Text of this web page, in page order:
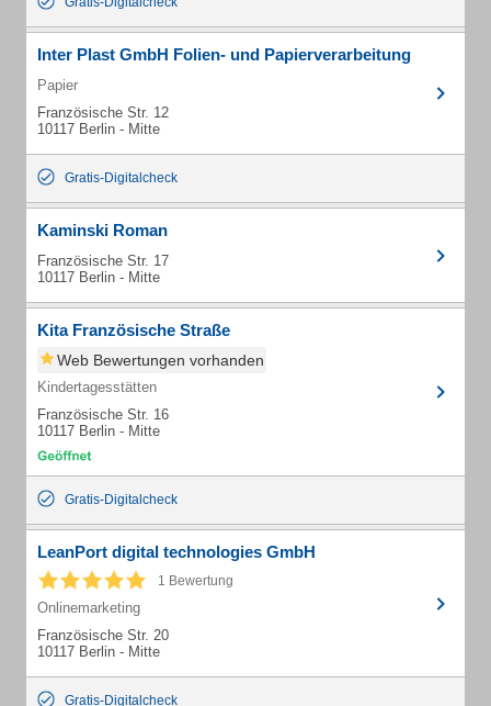
Inter Plast GmbH Folien- und Papierverarbeitung
Papier
Französische Str. 12
10117 Berlin - Mitte
Gratis-Digitalcheck
Kaminski Roman
Französische Str. 17
10117 Berlin - Mitte
Kita Französische Straße
Web Bewertungen vorhanden
Kindertagesstätten
Französische Str. 16
10117 Berlin - Mitte
Gratis-Digitalcheck
LeanPort digital technologies GmbH
1 Bewertung
Onlinemarketing
Französische Str. 20
10117 Berlin - Mitte
Gratis-Digitalcheck